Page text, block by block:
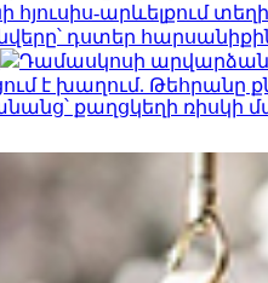
արևելքում
դստեր
Դամասկոսի
է խաղում. Թեհրանը
քաղցկեղի ռիսկի